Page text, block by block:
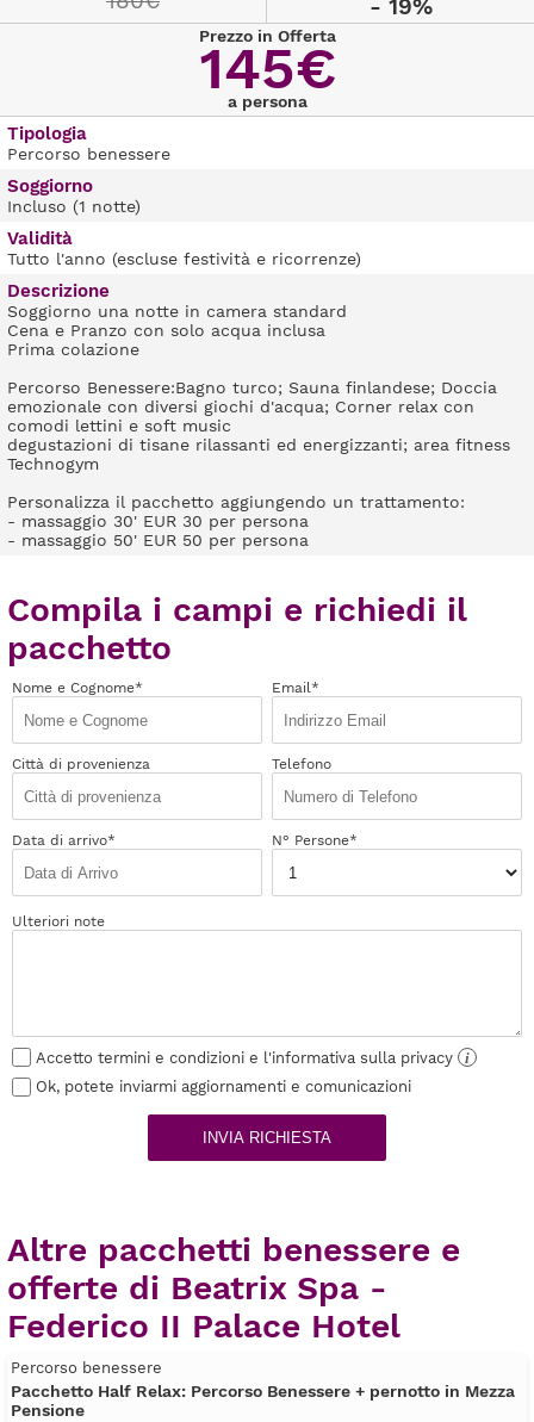
- 19%
Prezzo in Offerta
145€
a persona
Tipologia
Percorso benessere
Soggiorno
Incluso (1 notte)
Validità
Tutto l'anno (escluse festività e ricorrenze)
Descrizione
Soggiorno una notte in camera standard
Cena e Pranzo con solo acqua inclusa
Prima colazione
Percorso Benessere:Bagno turco; Sauna finlandese; Doccia
emozionale con diversi giochi d'acqua; Corner relax con
comodi lettini e soft music
degustazioni di tisane rilassanti ed energizzanti; area fitness
Technogym
Personalizza il pacchetto aggiungendo un trattamento:
- massaggio 30' EUR 30 per persona
- massaggio 50' EUR 50 per persona
Compila i campi e richiedi il
pacchetto
Nome e Cognome* Email*
Città di provenienza Telefono
Data di arrivo* N° Persone*
Ulteriori note
Accetto termini e condizioni e l'informativa sulla privacy
i
Ok, potete inviarmi aggiornamenti e comunicazioni
INVIA RICHIESTA
Altre pacchetti benessere e
offerte di Beatrix Spa -
Federico II Palace Hotel
Percorso benessere
Pacchetto Half Relax: Percorso Benessere + pernotto in Mezza
Pensione